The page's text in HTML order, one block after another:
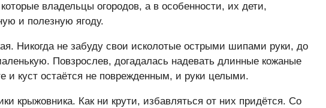
владельцы огородов, а в особенности, их дети,
и полезную ягоду.
Никогда не забуду свои исколотые острыми шипами руки, до
Повзрослев, догадалась надевать длинные кожаные
и куст остаётся не поврежденным, и руки целыми.
крыжовника. Как ни крути, избавляться от них придётся. Со